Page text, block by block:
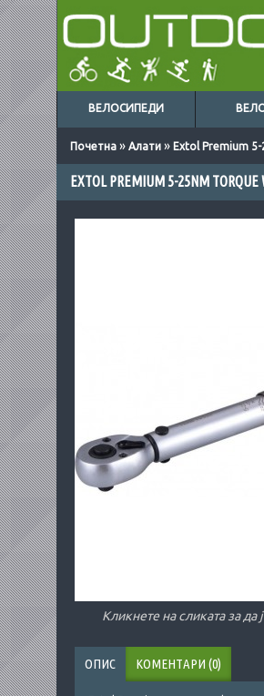
ВЕЛОСИПЕДИ
Почетна » Алати » Extol Premium
EXTOL PREMIUM 5-25NM TORQUE
Кликнете на сликата за да
ОПИС КОМЕНТАРИ (0)